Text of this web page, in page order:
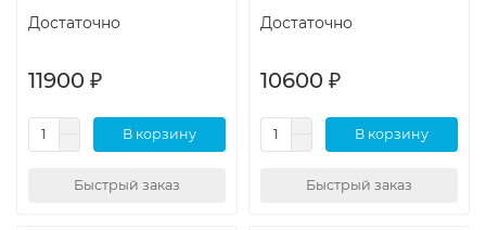
Достаточно
11900 ₽
В корзину
Быстрый заказ
Достаточно
10600 ₽
В корзину
Быстрый заказ